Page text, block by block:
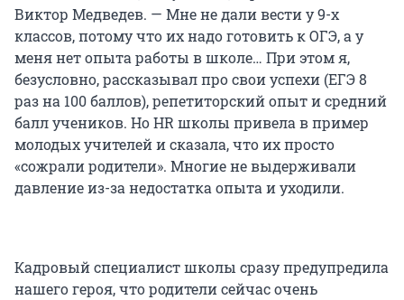
Виктор Медведев. — Мне не дали вести у 9-х
классов, потому что их надо готовить к ОГЭ, а у
меня нет опыта работы в школе… При этом я,
безусловно, рассказывал про свои успехи (ЕГЭ 8
раз на 100 баллов), репетиторский опыт и средний
балл учеников. Но HR школы привела в пример
молодых учителей и сказала, что их просто
«сожрали родители». Многие не выдерживали
давление из-за недостатка опыта и уходили.
Кадровый специалист школы сразу предупредила
нашего героя, что родители сейчас очень